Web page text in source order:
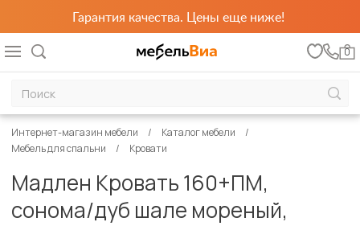
Гарантия качества. Цены еще ниже!
0
Интернет-магазин мебели
Каталог мебели
Мебель для спальни
Кровати
Мадлен Кровать 160+ПМ,
сонома/дуб шале мореный,